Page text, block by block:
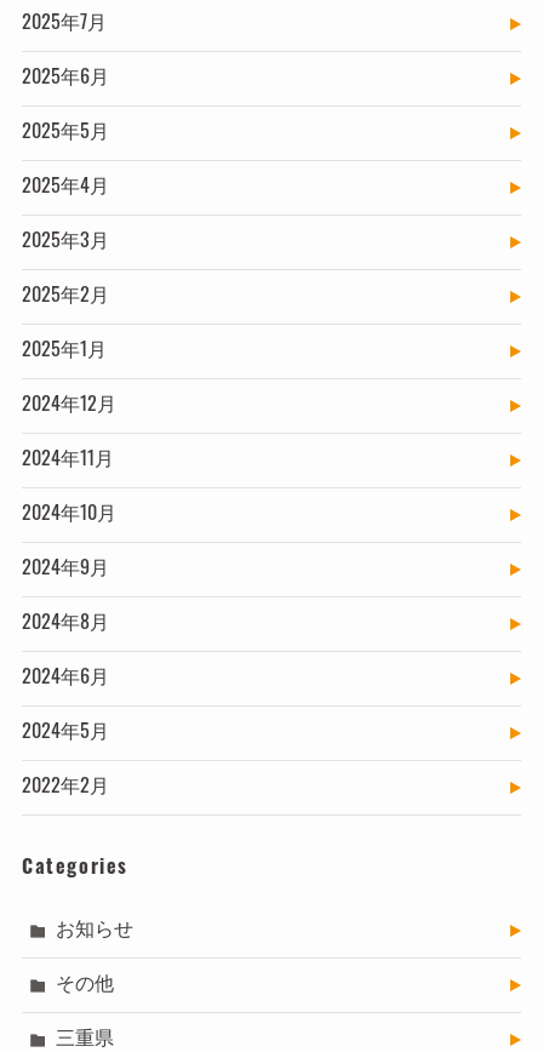
2025年7月
2025年6月
2025年5月
2025年4月
2025年3月
2025年2月
2025年1月
2024年12月
2024年11月
2024年10月
2024年9月
2024年8月
2024年6月
2024年5月
2022年2月
Categories
お知らせ
その他
三重県